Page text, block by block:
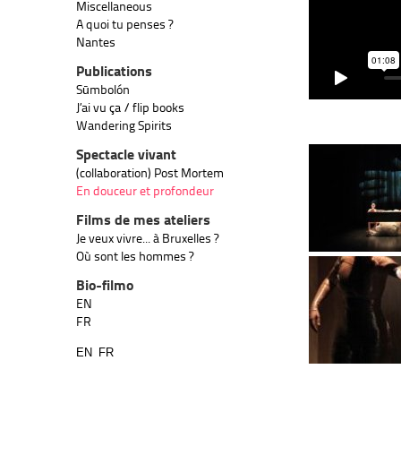
Miscellaneous
A quoi tu penses ?
Nantes
Publications
Sūmbolón
J’ai vu ça / flip books
Wandering Spirits
Spectacle vivant
(collaboration) Post Mortem
En douceur et profondeur
Films de mes ateliers
Je veux vivre... à Bruxelles ?
Où sont les hommes ?
Bio-filmo
EN
FR